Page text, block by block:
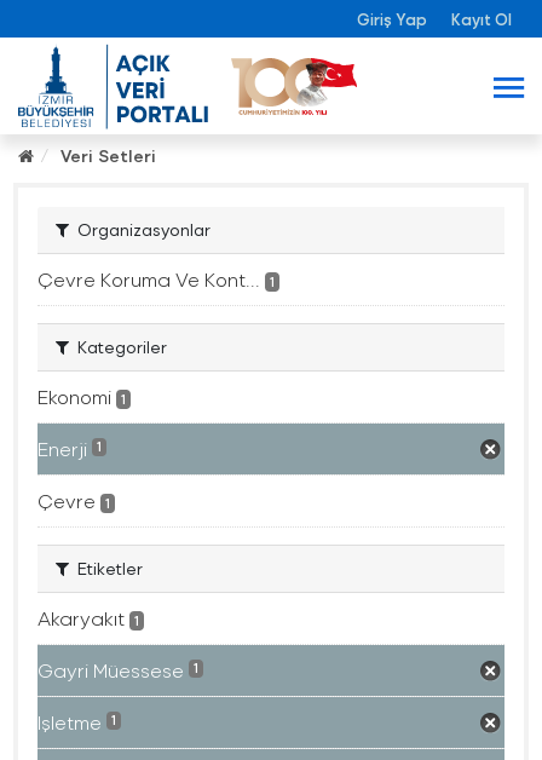
Giriş Yap Kayıt Ol
Veri Setleri
Organizasyonlar
Çevre Koruma Ve Kont... 1
Kategoriler
Ekonomi 1
Enerji 1
Çevre 1
Etiketler
Akaryakıt 1
Gayri Müessese 1
Işletme 1